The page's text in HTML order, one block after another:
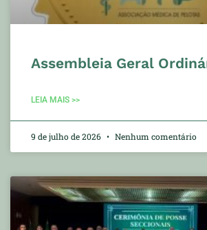
Assembleia Geral
LEIA MAIS >>
9 de julho de 2026 Nenhum comentário